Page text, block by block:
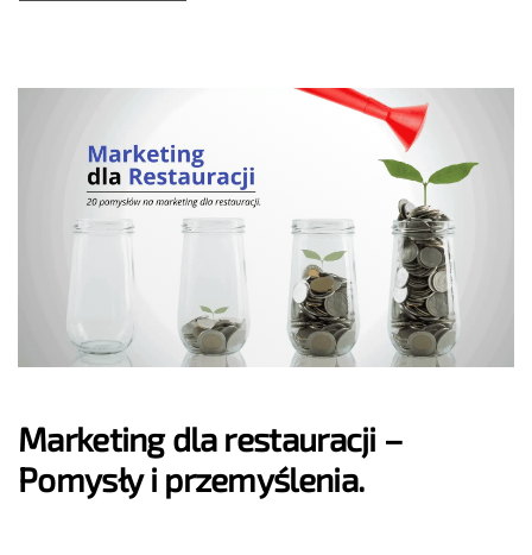
Marketing dla restauracji –
Pomysły i przemyślenia.